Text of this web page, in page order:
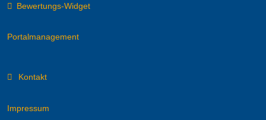
Bewertungs-Widget
Portalmanagement
Kontakt
Impressum